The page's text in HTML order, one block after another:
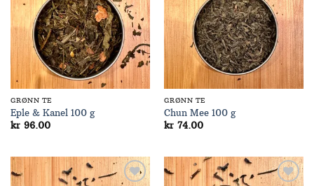
GRØNN TE
Eple & Kanel 100 g
kr96.00
GRØNN TE
Chun Mee 100 g
kr74.00